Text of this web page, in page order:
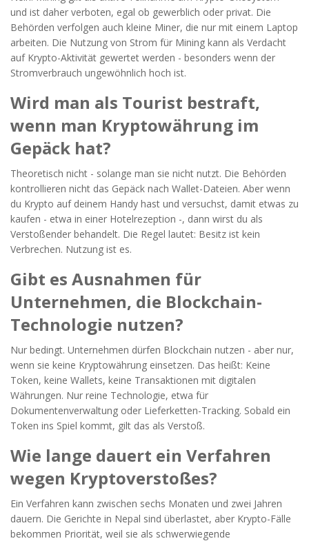
und ist daher verboten, egal ob gewerblich oder privat. Die
Behörden verfolgen auch kleine Miner, die nur mit einem Laptop
arbeiten. Die Nutzung von Strom für Mining kann als Verdacht
auf Krypto-Aktivität gewertet werden - besonders wenn der
Stromverbrauch ungewöhnlich hoch ist.
Wird man als Tourist bestraft,
wenn man Kryptowährung im
Gepäck hat?
Theoretisch nicht - solange man sie nicht nutzt. Die Behörden
kontrollieren nicht das Gepäck nach Wallet-Dateien. Aber wenn
du Krypto auf deinem Handy hast und versuchst, damit etwas zu
kaufen - etwa in einer Hotelrezeption -, dann wirst du als
Verstoßender behandelt. Die Regel lautet: Besitz ist kein
Verbrechen. Nutzung ist es.
Gibt es Ausnahmen für
Unternehmen, die Blockchain-
Technologie nutzen?
Nur bedingt. Unternehmen dürfen Blockchain nutzen - aber nur,
wenn sie keine Kryptowährung einsetzen. Das heißt: Keine
Token, keine Wallets, keine Transaktionen mit digitalen
Währungen. Nur reine Technologie, etwa für
Dokumentenverwaltung oder Lieferketten-Tracking. Sobald ein
Token ins Spiel kommt, gilt das als Verstoß.
Wie lange dauert ein Verfahren
wegen Kryptoverstoßes?
Ein Verfahren kann zwischen sechs Monaten und zwei Jahren
dauern. Die Gerichte in Nepal sind überlastet, aber Krypto-Fälle
bekommen Priorität, weil sie als schwerwiegende